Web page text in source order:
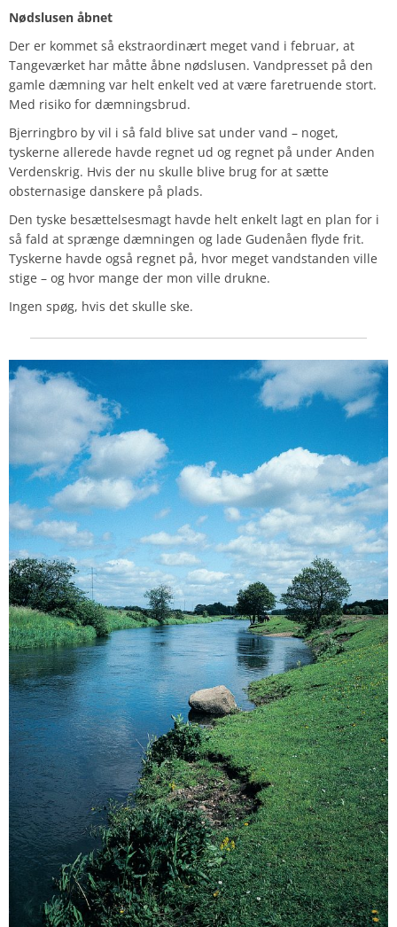
Nødslusen åbnet
Der er kommet så ekstraordinært meget vand i februar, at
Tangeværket har måtte åbne nødslusen. Vandpresset på den
gamle dæmning var helt enkelt ved at være faretruende stort.
Med risiko for dæmningsbrud.
Bjerringbro by vil i så fald blive sat under vand – noget,
tyskerne allerede havde regnet ud og regnet på under Anden
Verdenskrig. Hvis der nu skulle blive brug for at sætte
obsternasige danskere på plads.
Den tyske besættelsesmagt havde helt enkelt lagt en plan for i
så fald at sprænge dæmningen og lade Gudenåen flyde frit.
Tyskerne havde også regnet på, hvor meget vandstanden ville
stige – og hvor mange der mon ville drukne.
Ingen spøg, hvis det skulle ske.